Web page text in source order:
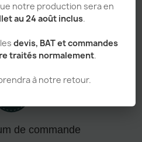
notre production sera en
au 24 août inclus.
devis, BAT et commandes
traités normalement.
à notre retour.
de commande